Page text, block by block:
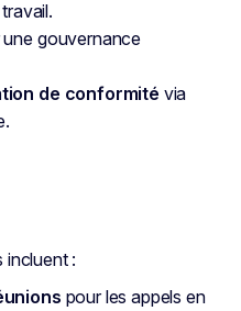
gouvernance
de conformité via
incluent :
pour les appels en